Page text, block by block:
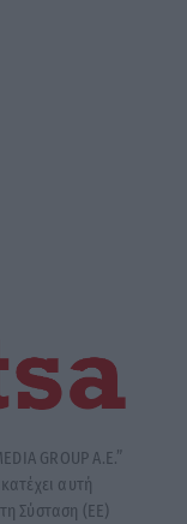
GROUP A.E.”
αυτή
Σύσταση (ΕΕ)